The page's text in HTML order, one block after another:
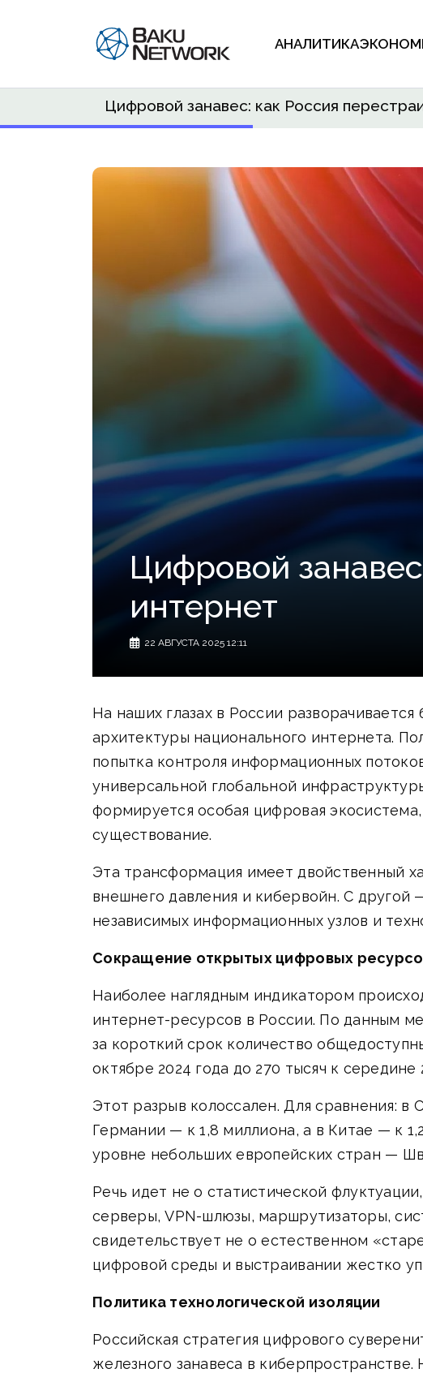
АНАЛИТИКА
Цифровой занавес: как Россия
Цифровой
интернет
22 АВГУСТА 2025 12:11
На наших глазах в России
архитектуры национального интернета.
попытка контроля информационных
универсальной глобальной
формируется особая цифровая
существование.
Эта трансформация имеет двойственный
внешнего давления и кибервойн. С
независимых информационных узлов и
Сокращение открытых цифровых
Наиболее наглядным индикатором
интернет-ресурсов в России. По данным
за короткий срок количество
октябре 2024 года до 270 тысяч к середине
Этот разрыв колоссален. Для сравнения:
Германии — к 1,8 миллиона, а в Китае — к
уровне небольших европейских стран —
Речь идет не о статистической
серверы, VPN-шлюзы, маршрутизаторы,
свидетельствует не о естественном
цифровой среды и выстраивании жестко
Политика технологической изоляции
Российская стратегия цифрового
железного занавеса в